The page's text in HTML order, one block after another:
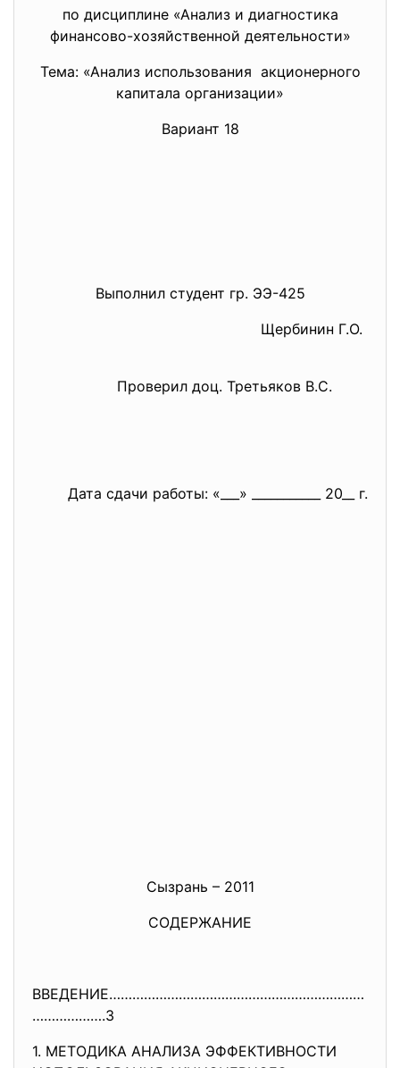
по дисциплине «Анализ и диагностика
финансово-хозяйственной деятельности»
Тема: «Анализ использования акционерного
капитала организации»
Вариант 18
Выполнил студент гр. ЭЭ-425
Щербинин Г.О.
Проверил доц. Третьяков В.С.
Дата сдачи работы: «___» ___________ 20__ г.
Сызрань – 2011
СОДЕРЖАНИЕ
ВВЕДЕНИЕ…………………………………………………………
……………….3
1. МЕТОДИКА АНАЛИЗА ЭФФЕКТИВНОСТИ